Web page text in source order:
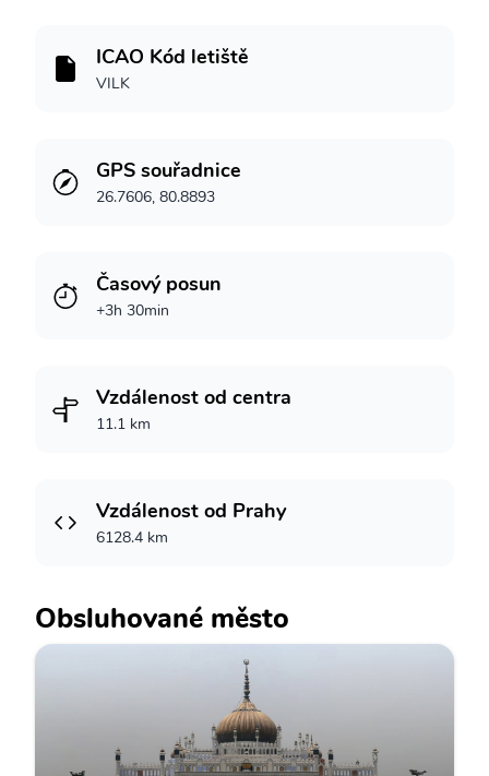
ICAO Kód letiště
VILK
GPS souřadnice
26.7606, 80.8893
Časový posun
+3h 30min
Vzdálenost od centra
11.1 km
Vzdálenost od Prahy
6128.4 km
Obsluhované město